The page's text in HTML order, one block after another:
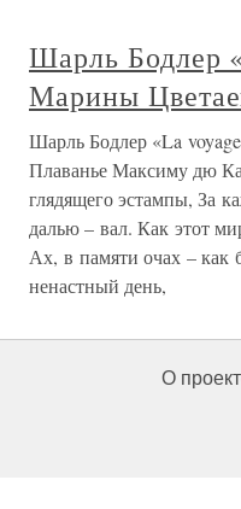
Шарль Бодлер
Марины
Шарль Бодлер «La
Плаванье Максиму дю
глядящего эстампы, За
далью – вал. Как этот
Ах, в памяти очах – как
ненастный день,
О